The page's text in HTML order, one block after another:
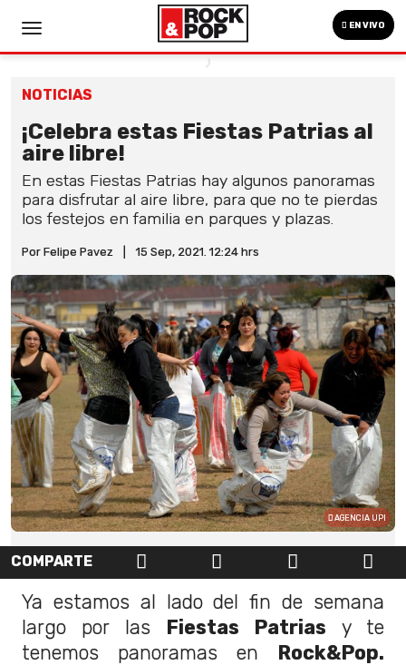
EN VIVO
NOTICIAS
¡Celebra estas Fiestas Patrias al
aire libre!
En estas Fiestas Patrias hay algunos panoramas
para disfrutar al aire libre, para que no te pierdas
los festejos en familia en parques y plazas.
Por Felipe Pavez 15 Sep, 2021. 12:24 hrs
AGENCIA UPI
COMPARTE
Ya estamos al lado del fin de semana
largo por las Fiestas Patrias y te
tenemos panoramas en Rock&Pop.